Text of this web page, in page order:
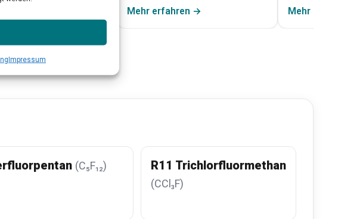
Impressum
Mehr erfahren →
Mehr erfahren →
→
(C₅F₁₂) R11 Trichlorfluormethan
(CCl₃F)